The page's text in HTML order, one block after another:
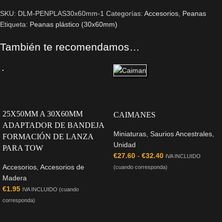
SKU: DLM-PENPLAS30x60mm-1 Categorías: Accesorios, Peanas
Etiqueta: Peanas plástico (30x60mm)
También te recomendamos…
25X50MM A 30X60MM
ADAPTADOR DE BANDEJA
FORMACIÓN DE LANZA
PARA TOW
Accesorios Accesorios de
Madera
€1.95 IVA INCLUIDO (cuando
corresponda)
CAIMANES
Miniaturas, Saurios Ancestrales,
Unidad
€27.60 - €32.40 IVA INCLUIDO
(cuando corresponda)